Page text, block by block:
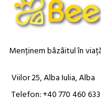
Menținem bâzâitul în
Viilor 25, Alba Iulia, Alba
Telefon: +40 770 460 633